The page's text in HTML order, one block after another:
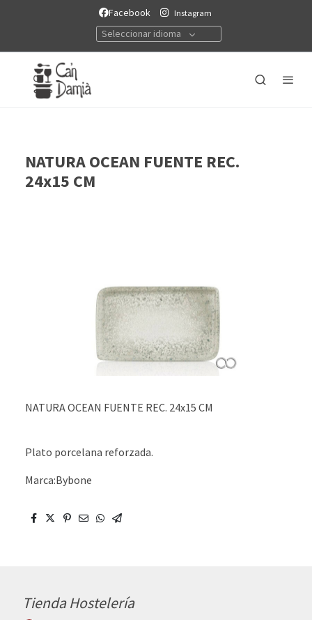
Facebook Instagram
Seleccionar idioma
NATURA OCEAN FUENTE REC.
24x15 CM
NATURA OCEAN FUENTE REC. 24x15 CM
Plato porcelana reforzada.
Marca:Bybone
Tienda Hostelería